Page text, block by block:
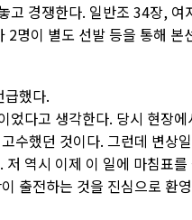
고 경쟁한다. 일반조 34장, 여
명이 별도 선발 등을 통해 본
급했다.
었다고 생각한다. 당시 현장에
수했던 것이다. 그런데 변상
역시 이제 이 일에 마침표를
출전하는 것을 진심으로 환